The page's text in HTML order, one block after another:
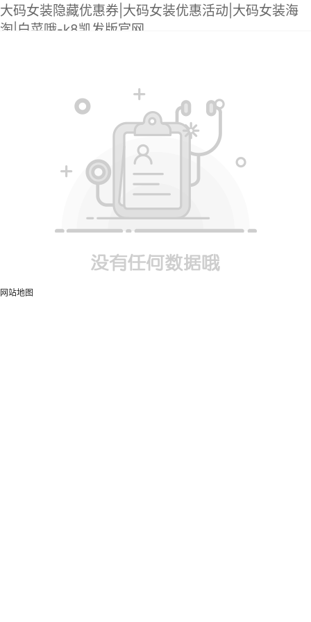
大码女装隐藏优惠券|大码女装优惠活动|大码女装海
淘|白菜哦-k8凯发版官网
网站地图